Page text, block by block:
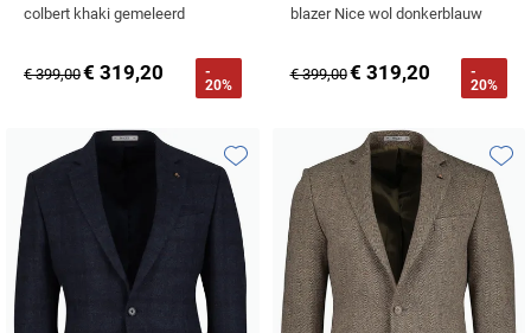
colbert khaki gemeleerd
€ 399,00€ 319,20
-
20%
blazer Nice wol donkerblauw
€ 399,00€ 319,20
-
20%
Toevoegen aan favorieten